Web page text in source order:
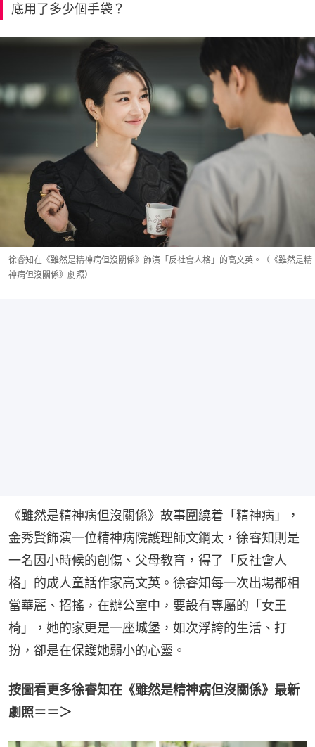
底用了多少個手袋？
徐睿知在《雖然是精神病但沒關係》飾演「反社會人格」的高文英。（《雖然是精
神病但沒關係》劇照）
《雖然是精神病但沒關係》故事圍繞着「精神病」，
金秀賢飾演一位精神病院護理師文鋼太，徐睿知則是
一名因小時候的創傷、父母教育，得了「反社會人
格」的成人童話作家高文英。徐睿知每一次出場都相
當華麗、招搖，在辦公室中，要設有專屬的「女王
椅」，她的家更是一座城堡，如次浮誇的生活、打
扮，卻是在保護她弱小的心靈。
按圖看更多徐睿知在《雖然是精神病但沒關係》最新
劇照＝＝＞